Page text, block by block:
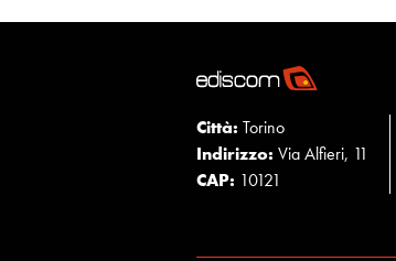
Città: Torino
Indirizzo: Via Alfieri, 11
CAP: 10121